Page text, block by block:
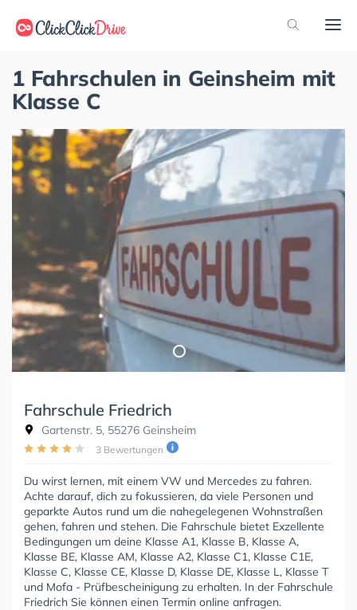
1 Fahrschulen in Geinsheim mit
Klasse C
Fahrschule Friedrich
Gartenstr. 5, 55276 Geinsheim
3 Bewertungen
Du wirst lernen, mit einem VW und Mercedes zu fahren.
Achte darauf, dich zu fokussieren, da viele Personen und
geparkte Autos rund um die nahegelegenen Wohnstraßen
gehen, fahren und stehen. Die Fahrschule bietet Exzellente
Bedingungen um deine Klasse A1, Klasse B, Klasse A,
Klasse BE, Klasse AM, Klasse A2, Klasse C1, Klasse C1E,
Klasse C, Klasse CE, Klasse D, Klasse DE, Klasse L, Klasse T
und Mofa - Prüfbescheinigung zu erhalten. In der Fahrschule
Friedrich Sie können einen Termin online anfragen.